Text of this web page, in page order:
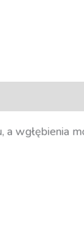
wgłębienia